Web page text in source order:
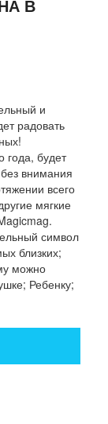
В
и
радовать
года, будет
внимания
всего
мягкие
символ
близких;
можно
Ребенку;